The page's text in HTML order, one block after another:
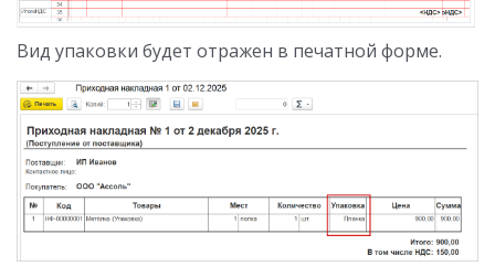
Вид упаковки будет отражен в печатной форме.